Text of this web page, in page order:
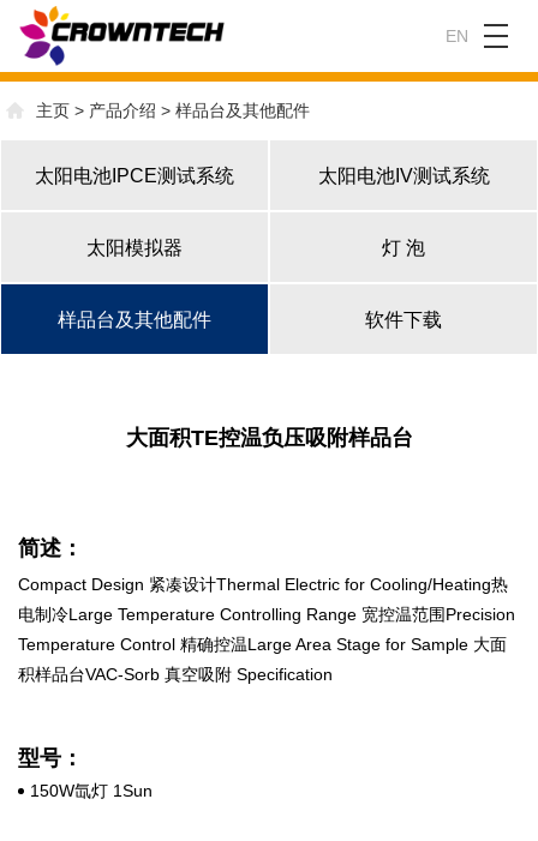
EN
主页 > 产品介绍 > 样品台及其他配件
太阳电池IPCE测试系统 太阳电池IV测试系统
太阳模拟器 灯 泡
样品台及其他配件 软件下载
大面积TE控温负压吸附样品台
简述：
Compact Design 紧凑设计Thermal Electric for Cooling/Heating热
电制冷Large Temperature Controlling Range 宽控温范围Precision
Temperature Control 精确控温Large Area Stage for Sample 大面
积样品台VAC-Sorb 真空吸附 Specification
型号：
150W氙灯 1Sun